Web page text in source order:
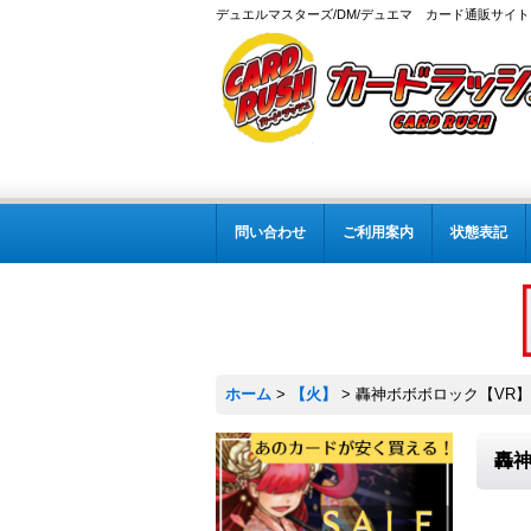
デュエルマスターズ/DM/デュエマ カード通販サイト
問い合わせ ご利用案内 状態表記
ホーム > 【火】 > 轟神ボボボロック【VR
轟